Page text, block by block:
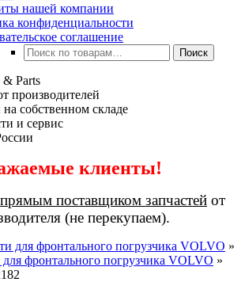
нашей компании
конфиденциальности
соглашение
Искать:
Поиск
& Parts
производителей
собственном складе
и сервис
клиенты!
прямым поставщиком запчастей от
(не перекупаем).
для фронтального погрузчика VOLVO »
для фронтального погрузчика VOLVO »